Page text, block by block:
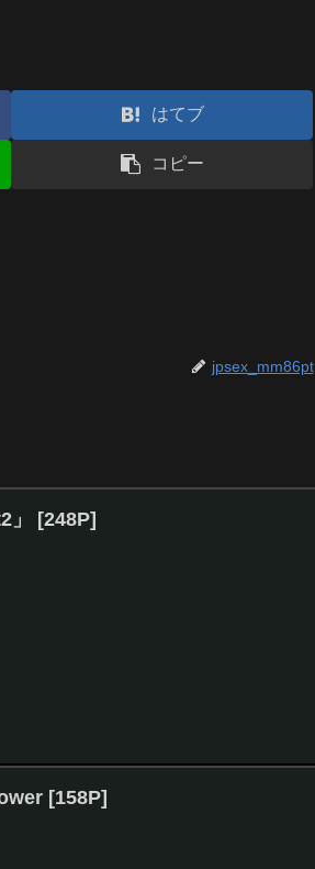
はてブ
コピー
jpsex_mm86pt
」 [248P]
[158P]